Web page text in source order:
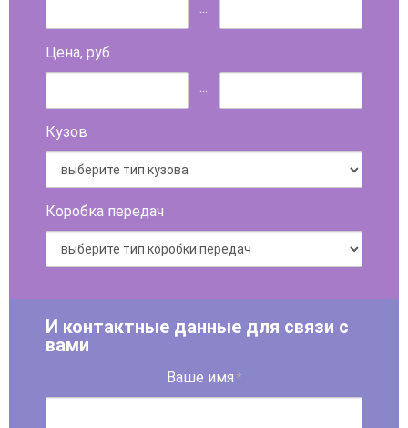
...
Цена, руб.
...
Кузов
Коробка передач
И контактные данные для связи с
вами
Ваше имя *